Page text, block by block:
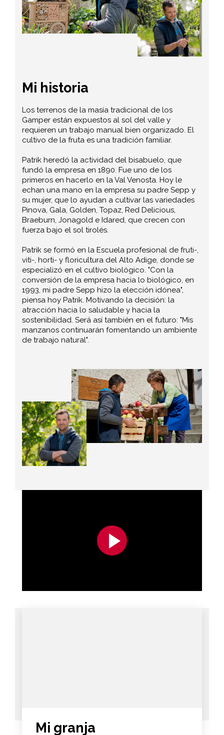
Mi historia
Los terrenos de la masía tradicional de los
Gamper están expuestos al sol del valle y
requieren un trabajo manual bien organizado. El
cultivo de la fruta es una tradición familiar.
Patrik heredó la actividad del bisabuelo, que
fundó la empresa en 1890. Fue uno de los
primeros en hacerlo en la Val Venosta. Hoy le
echan una mano en la empresa su padre Sepp y
su mujer, que lo ayudan a cultivar las variedades
Pinova, Gala, Golden, Topaz, Red Delicious,
Braeburn, Jonagold e Idared, que crecen con
fuerza bajo el sol tirolés.
Patrik se formó en la Escuela profesional de fruti-,
viti-, horti- y floricultura del Alto Adige, donde se
especializó en el cultivo biológico. "Con la
conversión de la empresa hacia lo biológico, en
1993, mi padre Sepp hizo la elección idónea",
piensa hoy Patrik. Motivando la decisión: la
atracción hacia lo saludable y hacia la
sostenibilidad. Será así también en el futuro: "Mis
manzanos continuarán fomentando un ambiente
de trabajo natural".
Mi granja